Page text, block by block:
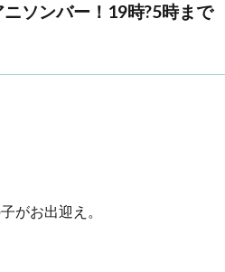
ソンバー！19時?5時まで
がお出迎え。